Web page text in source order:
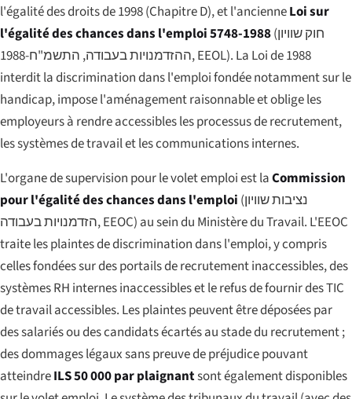
l'égalité des droits de 1998 (Chapitre D), et l'ancienneLoi sur
l'égalité des chances dans l'emploi 5748-1988(חוק שוויון
ההזדמנויות בעבודה, התשמ"ח-1988, EEOL). La Loi de 1988
interdit la discrimination dans l'emploi fondée notamment sur le
handicap, impose l'aménagement raisonnable et oblige les
employeurs à rendre accessibles les processus de recrutement,
les systèmes de travail et les communications internes.
L'organe de supervision pour le volet emploi est laCommission
pour l'égalité des chances dans l'emploi (נציבות שוויון
הזדמנויות בעבודה, EEOC) au sein du Ministère du Travail. L'EEOC
traite les plaintes de discrimination dans l'emploi, y compris
celles fondées sur des portails de recrutement inaccessibles, des
systèmes RH internes inaccessibles et le refus de fournir des TIC
de travail accessibles. Les plaintes peuvent être déposées par
des salariés ou des candidats écartés au stade du recrutement ;
des dommages légaux sans preuve de préjudice pouvant
atteindreILS 50 000 par plaignantsont également disponibles